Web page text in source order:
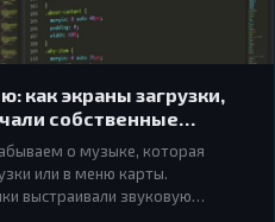
как экраны загрузки,
собственные
о музыке, которая
или в меню карты.
выстраивали звуковую